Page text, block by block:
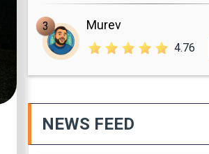
3 Murev
4.76
NEWS FEED